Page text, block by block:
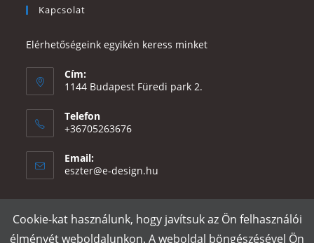
Kapcsolat
Elérhetőségeink egyikén keress minket
Cím:
1144 Budapest Füredi park 2.
Telefon
+36705263676
Email:
eszter@e-design.hu
Rólunk Szállítás és fizetés Adatvédelmi tájékoztató ÁSZF
Cookie-kat használunk, hogy javítsuk az Ön felhasználói
élményét weboldalunkon. A weboldal böngészésével Ön